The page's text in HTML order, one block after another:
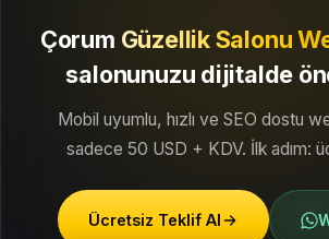
Çorum Güzellik Salonu
salonunuzu dijitalde
Mobil uyumlu, hızlı ve SEO dostu
sadece 50 USD + KDV. İlk adım:
Ücretsiz Teklif Al